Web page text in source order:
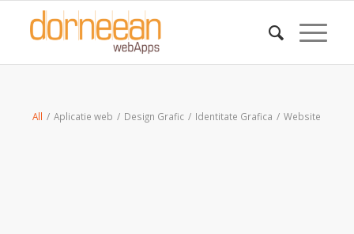
All / Aplicatie web / Design Grafic / Identitate Grafica / Website